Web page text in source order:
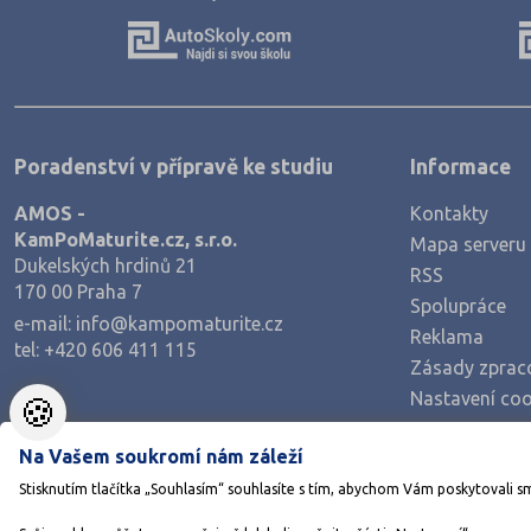
Zemědělství a lesnictví
Policejní a vojenské obory
Právo
Zdravotnické obory
Pedagogika a sociální péče
Umělecké obory
Šance na přijetí
Poradenství v přípravě ke studiu
AMOS -
KamPoMaturite.cz, s.r.o.
Dukelských hrdinů 21
170 00 Praha 7
e-mail: info@kampomaturite.cz
tel: +420 606 411 115
Informace
Kontakty
Mapa serveru
RSS
Spolupráce
Reklama
Zásady
Nastavení
🍪
Na Vašem soukromí nám záleží
Stisknutím tlačítka „Souhlasím“ souhlasíte s tím, abychom Vám poskytovali